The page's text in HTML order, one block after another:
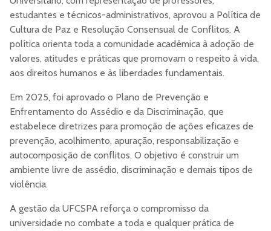
estudantes e técnicos-administrativos, aprovou a Política de
Cultura de Paz e Resolução Consensual de Conflitos. A
política orienta toda a comunidade acadêmica à adoção de
valores, atitudes e práticas que promovam o respeito à vida,
aos direitos humanos e às liberdades fundamentais.
Em 2025, foi aprovado o Plano de Prevenção e
Enfrentamento do Assédio e da Discriminação, que
estabelece diretrizes para promoção de ações eficazes de
prevenção, acolhimento, apuração, responsabilização e
autocomposição de conflitos. O objetivo é construir um
ambiente livre de assédio, discriminação e demais tipos de
violência.
A gestão da UFCSPA reforça o compromisso da
universidade no combate a toda e qualquer prática de